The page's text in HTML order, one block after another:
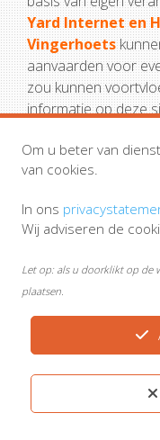
Yard Internet en
Vingerhoets
aanvaarden voor
zou kunnen
informatie op deze
Internet noch
Vingerhoets
aansprakelijk of
ervan.
Om u beter van
van cookies.
In ons
Wij adviseren de
Let op: als u doorklikt op de
plaatsen.